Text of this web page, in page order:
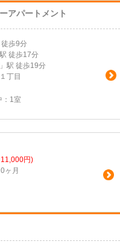
アパートメント
徒歩9分
駅 徒歩17分
」駅 徒歩19分
１丁目
1室
円)
ヶ月